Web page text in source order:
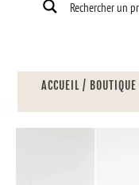
ACCUEIL / BOUTIQUE